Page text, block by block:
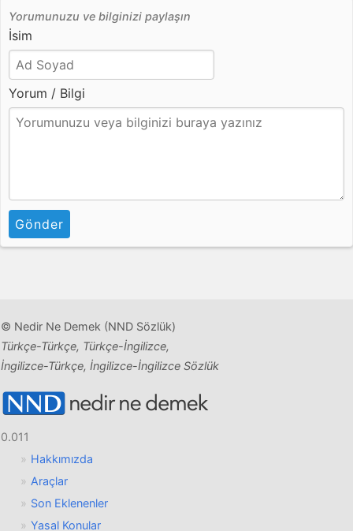
Yorumunuzu ve bilginizi paylaşın
İsim
Yorum / Bilgi
Gönder
© Nedir Ne Demek (NND Sözlük)
Türkçe-Türkçe, Türkçe-İngilizce,
İngilizce-Türkçe, İngilizce-İngilizce Sözlük
0.011
Hakkımızda
Araçlar
Son Eklenenler
Yasal Konular